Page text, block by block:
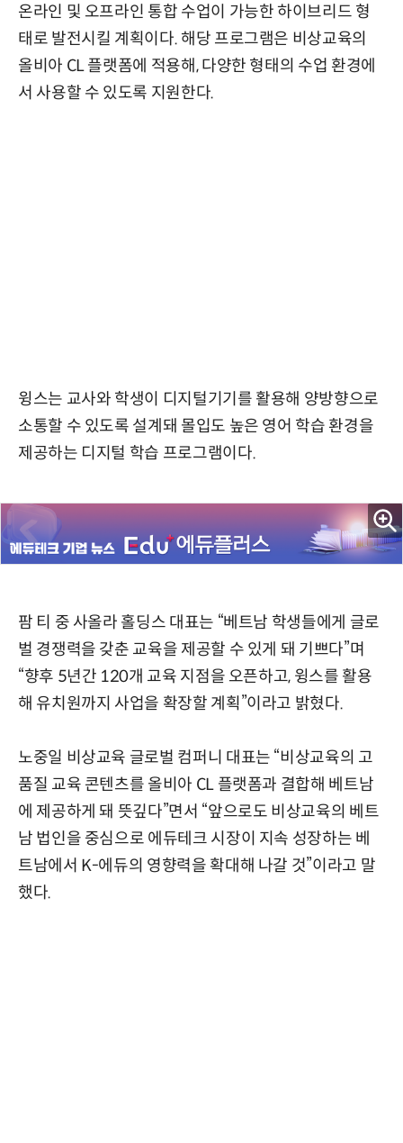
온라인 및 오프라인 통합 수업이 가능한 하이브리드 형
태로 발전시킬 계획이다. 해당 프로그램은 비상교육의
올비아 CL 플랫폼에 적용해, 다양한 형태의 수업 환경에
서 사용할 수 있도록 지원한다.
윙스는 교사와 학생이 디지털기기를 활용해 양방향으로
소통할 수 있도록 설계돼 몰입도 높은 영어 학습 환경을
제공하는 디지털 학습 프로그램이다.
팜 티 중 사올라 홀딩스 대표는 “베트남 학생들에게 글로
벌 경쟁력을 갖춘 교육을 제공할 수 있게 돼 기쁘다”며
“향후 5년간 120개 교육 지점을 오픈하고, 윙스를 활용
해 유치원까지 사업을 확장할 계획”이라고 밝혔다.
노중일 비상교육 글로벌 컴퍼니 대표는 “비상교육의 고
품질 교육 콘텐츠를 올비아 CL 플랫폼과 결합해 베트남
에 제공하게 돼 뜻깊다”면서 “앞으로도 비상교육의 베트
남 법인을 중심으로 에듀테크 시장이 지속 성장하는 베
트남에서 K-에듀의 영향력을 확대해 나갈 것”이라고 말
했다.